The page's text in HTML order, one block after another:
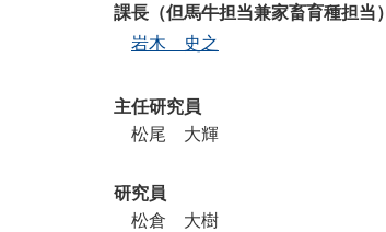
課長（但馬牛担当兼家畜育種担当）
岩木 史之
主任研究員
松尾 大輝
研究員
松倉 大樹